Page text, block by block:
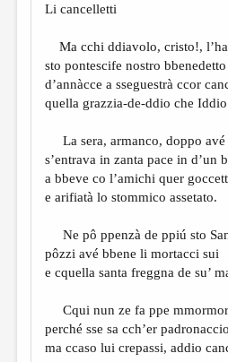
ТРЕДИАКОВСКИЙ
МЕДИА
ВКОНТАКТЕ
Li cancelletti
Ma cchi ddiavolo, cristo!, l’ha
sto pontescife nostro bbenedetto
d’annàcce a sseguestrà ccor
quella grazzia-de-ddio che
La sera, armanco, doppo avé
s’entrava in zanta pace in d’un
a bbeve co l’amichi quer
e arifiatà lo stommico assetato.
Ne pô ppenzà de ppiú sto
pôzzi avé bbene li mortacci sui
e cquella santa freggna de su’
Cqui nun ze fa ppe
perché sse sa cch’er
ma ccaso lui crepassi, addio